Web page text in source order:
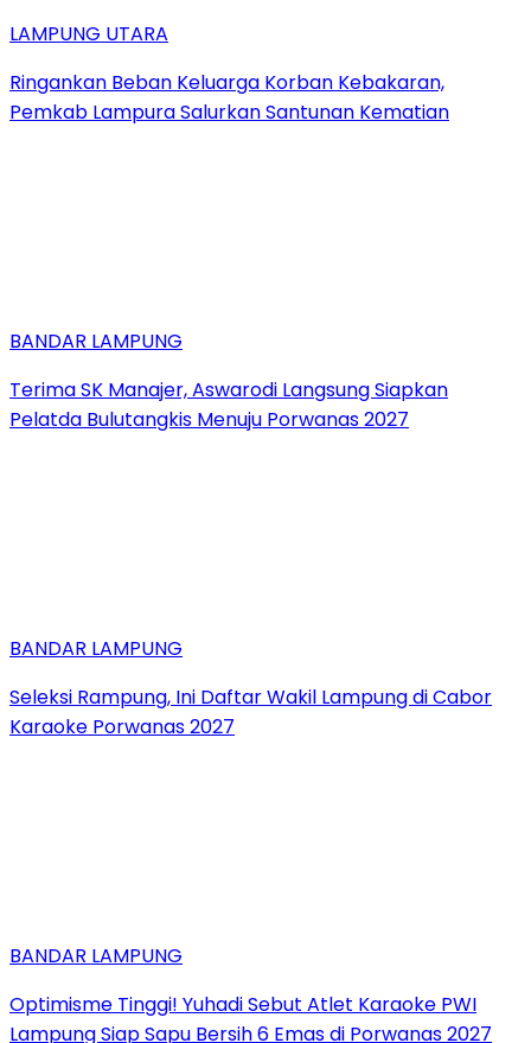
LAMPUNG UTARA
Ringankan Beban Keluarga Korban Kebakaran,
Pemkab Lampura Salurkan Santunan Kematian
BANDAR LAMPUNG
Terima SK Manajer, Aswarodi Langsung Siapkan
Pelatda Bulutangkis Menuju Porwanas 2027
BANDAR LAMPUNG
Seleksi Rampung, Ini Daftar Wakil Lampung di Cabor
Karaoke Porwanas 2027
BANDAR LAMPUNG
Optimisme Tinggi! Yuhadi Sebut Atlet Karaoke PWI
Lampung Siap Sapu Bersih 6 Emas di Porwanas 2027